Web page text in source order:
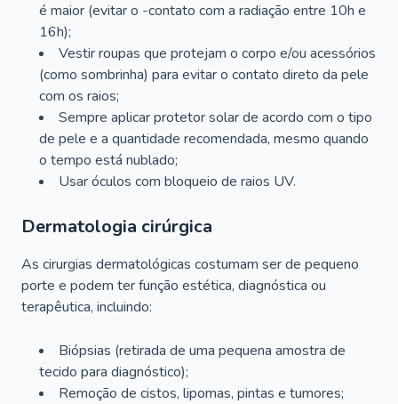
é maior (evitar o -contato com a radiação entre 10h e
16h);
Vestir roupas que protejam o corpo e/ou acessórios
(como sombrinha) para evitar o contato direto da pele
com os raios;
Sempre aplicar protetor solar de acordo com o tipo
de pele e a quantidade recomendada, mesmo quando
o tempo está nublado;
Usar óculos com bloqueio de raios UV.
Dermatologia cirúrgica
As cirurgias dermatológicas costumam ser de pequeno
porte e podem ter função estética, diagnóstica ou
terapêutica, incluindo:
Biópsias (retirada de uma pequena amostra de
tecido para diagnóstico);
Remoção de cistos, lipomas, pintas e tumores;